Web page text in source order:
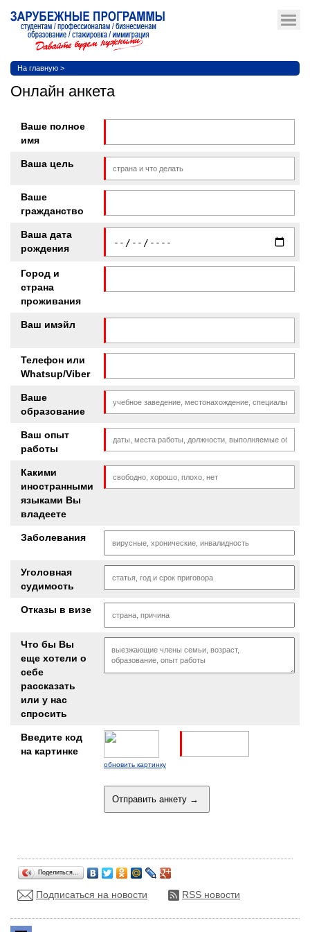
На главную >
Онлайн анкета
Ваше полное
имя
Ваша цель
Ваше
гражданство
Ваша дата
рождения
Город и
страна
проживания
Ваш имэйл
Телефон или
Whatsup/Viber
Ваше
образование
Ваш опыт
работы
Какими
иностранными
языками Вы
владеете
Заболевания
Уголовная
судимость
Отказы в визе
Что бы Вы
еще хотели о
себе
рассказать
или у нас
спросить
Введите код
на картинке
обновить картинку
Поделиться…
Подписаться на новости RSS новости